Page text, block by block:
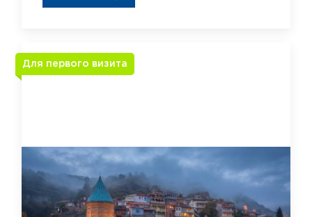
Для первого визита